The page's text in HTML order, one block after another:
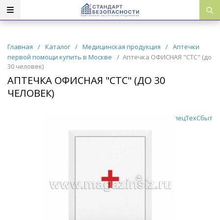
Главная / Каталог / Медицинская продукция / Аптечки
первой помощи купить в Москве
/ Аптечка ОФИСНАЯ "СТС" (до
30 человек)
АПТЕЧКА ОФИСНАЯ "СТС" (ДО 30
ЧЕЛОВЕК)
СпецТехСбыт